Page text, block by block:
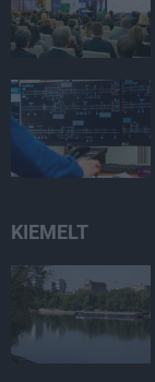
KIEMELT